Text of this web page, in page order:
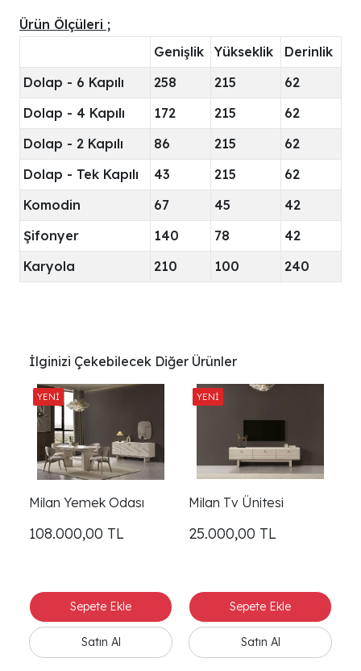
Ürün Ölçüleri ;
Genişlik
Yükseklik
Derinlik
Dolap - 6 Kapılı
258 215
62
Dolap - 4 Kapılı
172 215
62
Dolap - 2 Kapılı
86 215
62
Dolap - Tek Kapılı
43 215
62
Komodin
67 45
42
Şifonyer
140 78
42
Karyola
210 100 240
İlginizi Çekebilecek Diğer Ürünler
Milan Yemek Odası
108.000,00 TL
Milan Tv Ünitesi
25.000,00 TL